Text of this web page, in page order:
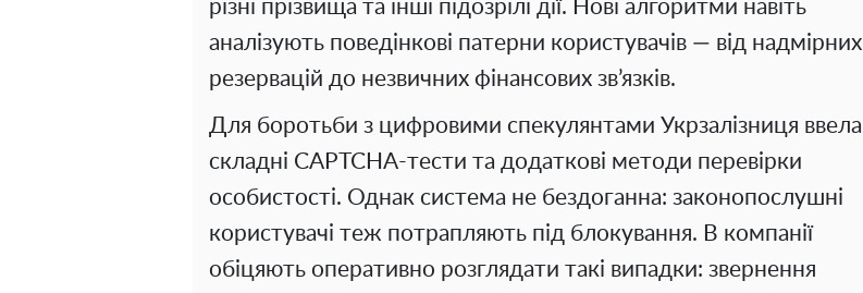
різні прізвища та інші підозрілі дії. Нові алгоритми навіть
аналізують поведінкові патерни користувачів — від надмірних
резервацій до незвичних фінансових зв’язків.
Для боротьби з цифровими спекулянтами Укрзалізниця ввела
складні CAPTCHA-тести та додаткові методи перевірки
особистості. Однак система не бездоганна: законопослушні
користувачі теж потрапляють під блокування. В компанії
обіцяють оперативно розглядати такі випадки: звернення